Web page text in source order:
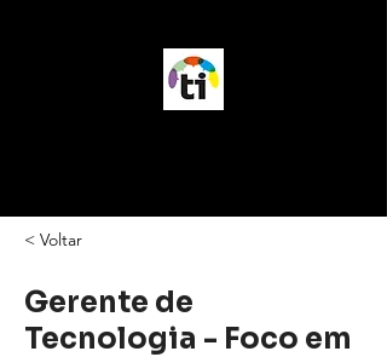
< Voltar
Gerente de
Tecnologia - Foco em